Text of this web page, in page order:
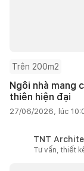
Trên 200m2
Ngôi nhà mang
thiên hiện đại
27/06/2026, lúc
TNT
Tư vấn, thiết